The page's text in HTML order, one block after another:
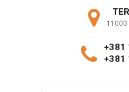
11000
+381
+381